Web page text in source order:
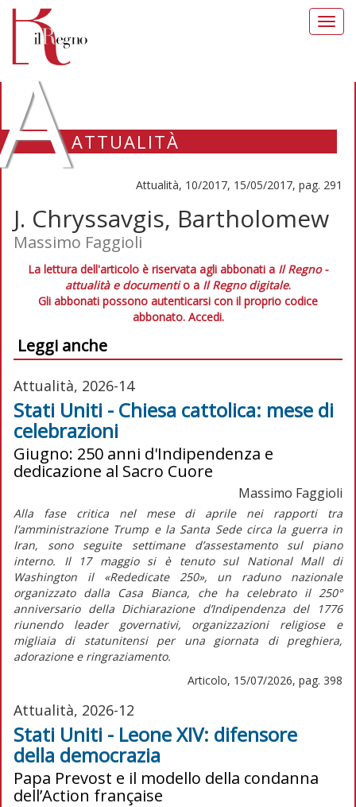
ATTUALITÀ
Attualità, 10/2017, 15/05/2017, pag. 291
J. Chryssavgis, Bartholomew
Massimo Faggioli
La lettura dell'articolo è riservata agli abbonati a Il Regno -
attualità e documentio a Il Regno digitale.
Gli abbonati possono autenticarsi con il proprio codice
abbonato. Accedi.
Leggi anche
Attualità, 2026-14
Stati Uniti - Chiesa cattolica: mese di
celebrazioni
Giugno: 250 anni d'Indipendenza e
dedicazione al Sacro Cuore
Massimo Faggioli
Alla fase critica nel mese di aprile nei rapporti tra
l’amministrazione Trump e la Santa Sede circa la guerra in
Iran, sono seguite settimane d’assestamento sul piano
interno. Il 17 maggio si è tenuto sul National Mall di
Washington il «Rededicate 250», un raduno nazionale
organizzato dalla Casa Bianca, che ha celebrato il 250°
anniversario della Dichiarazione d’Indipendenzadel 1776
riunendo leader governativi, organizzazioni religiose e
migliaia di statunitensi per una giornata di preghiera,
adorazione e ringraziamento.
Articolo, 15/07/2026, pag. 398
Attualità, 2026-12
Stati Uniti - Leone XIV: difensore
della democrazia
Papa Prevost e il modello della condanna
dell’Action française